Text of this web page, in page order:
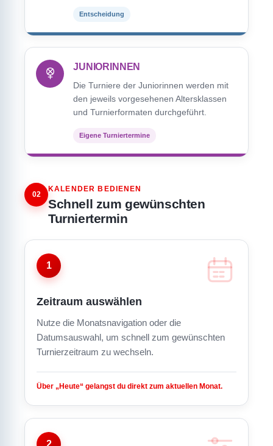
Entscheidung
JUNIORINNEN
Die Turniere der Juniorinnen werden mit
den jeweils vorgesehenen Altersklassen
und Turnierformaten durchgeführt.
Eigene Turniertermine
02
KALENDER BEDIENEN
Schnell zum gewünschten
Turniertermin
1
Zeitraum auswählen
Nutze die Monatsnavigation oder die
Datumsauswahl, um schnell zum gewünschten
Turnierzeitraum zu wechseln.
Über „Heute“ gelangst du direkt zum aktuellen Monat.
2